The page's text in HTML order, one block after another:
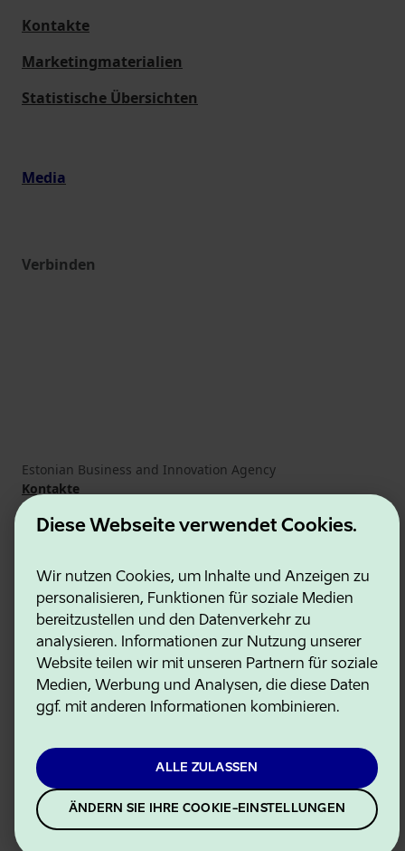
Diese Webseite verwendet Cookies.
Wir nutzen Cookies, um Inhalte und Anzeigen zu
personalisieren, Funktionen für soziale Medien
bereitzustellen und den Datenverkehr zu
analysieren. Informationen zur Nutzung unserer
Website teilen wir mit unseren Partnern für soziale
Medien, Werbung und Analysen, die diese Daten
ggf. mit anderen Informationen kombinieren.
ALLE ZULASSEN
ÄNDERN SIE IHRE COOKIE-EINSTELLUNGEN
Kontakte
Marketingmaterialien
Statistische Übersichten
Media
Verbinden
Estonian Business and Innovation Agency
Kontakte
Kooperationspartner
Nutzungsbedingungen